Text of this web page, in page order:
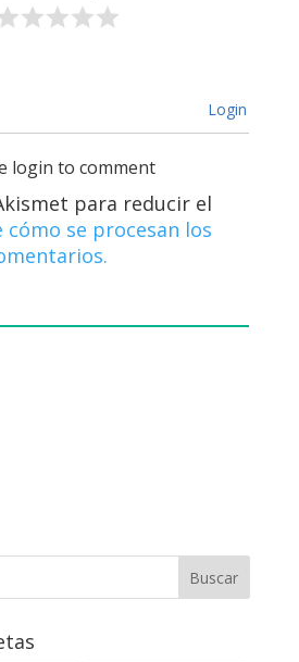
Login
login to comment
para reducir el
cómo se procesan los